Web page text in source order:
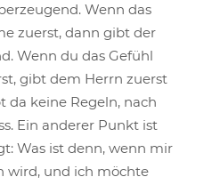
Wenn das
zuerst, dann gibt der
Wenn du das Gefühl
gibt dem Herrn zuerst
da keine Regeln, nach
Ein anderer Punkt ist
Was ist denn, wenn mir
wird, und ich möchte